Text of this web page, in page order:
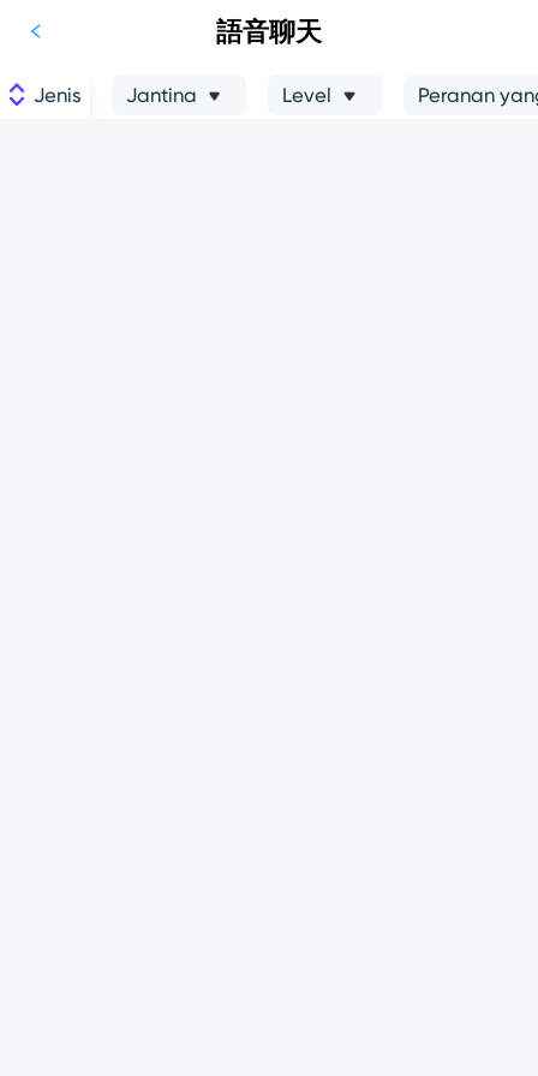
語音聊天
Jenis Jantina Level Peranan